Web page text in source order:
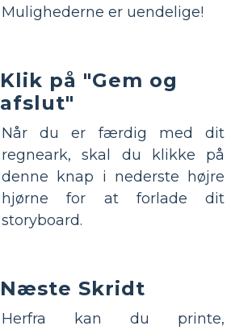
Mulighederne er uendelige!
Klik på "Gem og
afslut"
Når du er færdig med dit
regneark, skal du klikke på
denne knap i nederste højre
hjørne for at forlade dit
storyboard.
Næste Skridt
Herfra kan du printe,